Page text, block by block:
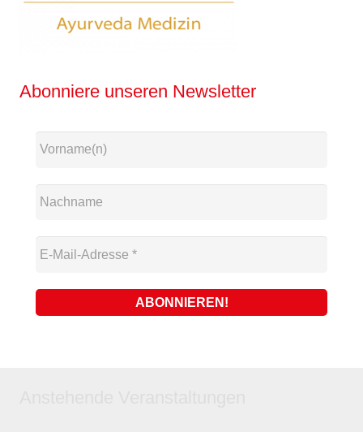
Abonniere unseren Newsletter